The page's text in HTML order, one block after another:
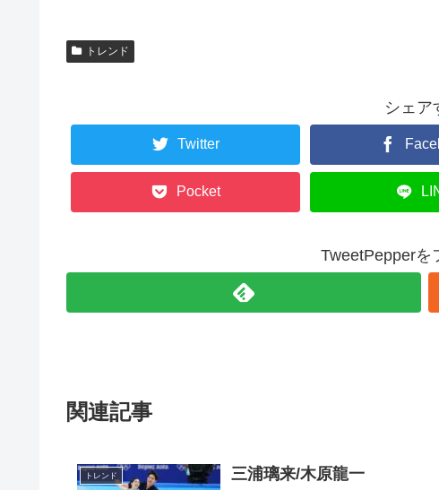
トレンド
シェア
Twitter
Pocket
TweetPepperを
関連記事
トレンド 三浦璃来/木原龍一